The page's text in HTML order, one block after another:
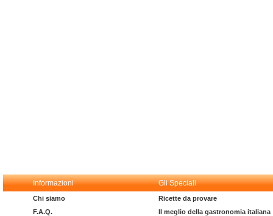
Informazioni Gli Speciali
Chi siamo
F.A.Q.
Ricette da provare
Il meglio della gastronomia italiana